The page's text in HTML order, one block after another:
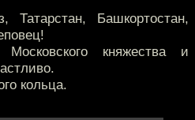
Татарстан, Башкортостан,
княжества и
кольца.